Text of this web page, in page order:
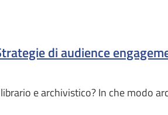
di audience
e archivistico? In che modo